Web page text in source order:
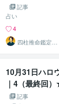
記事
占い
4
四柱推命鑑定
師 智美
10月31日ハロ
｜4（最終回
記事